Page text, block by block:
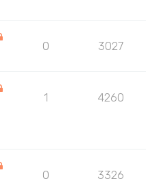
0 3027
1 4260
0 3326